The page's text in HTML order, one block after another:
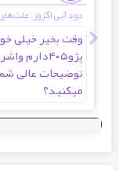
دود آبی اگزوز:
وقت بخیر خیلی
پژو۴۰۵دارم
توضیحات عالی
میکنید؟